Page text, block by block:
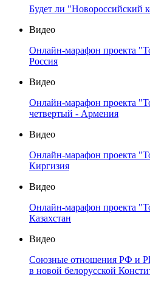
Будет ли "Новороссийский
Видео
Онлайн-марафон проекта
Россия
Видео
Онлайн-марафон проекта
четвертый - Армения
Видео
Онлайн-марафон проекта
Киргизия
Видео
Онлайн-марафон проекта
Казахстан
Видео
Союзные отношения РФ и
в новой белорусской